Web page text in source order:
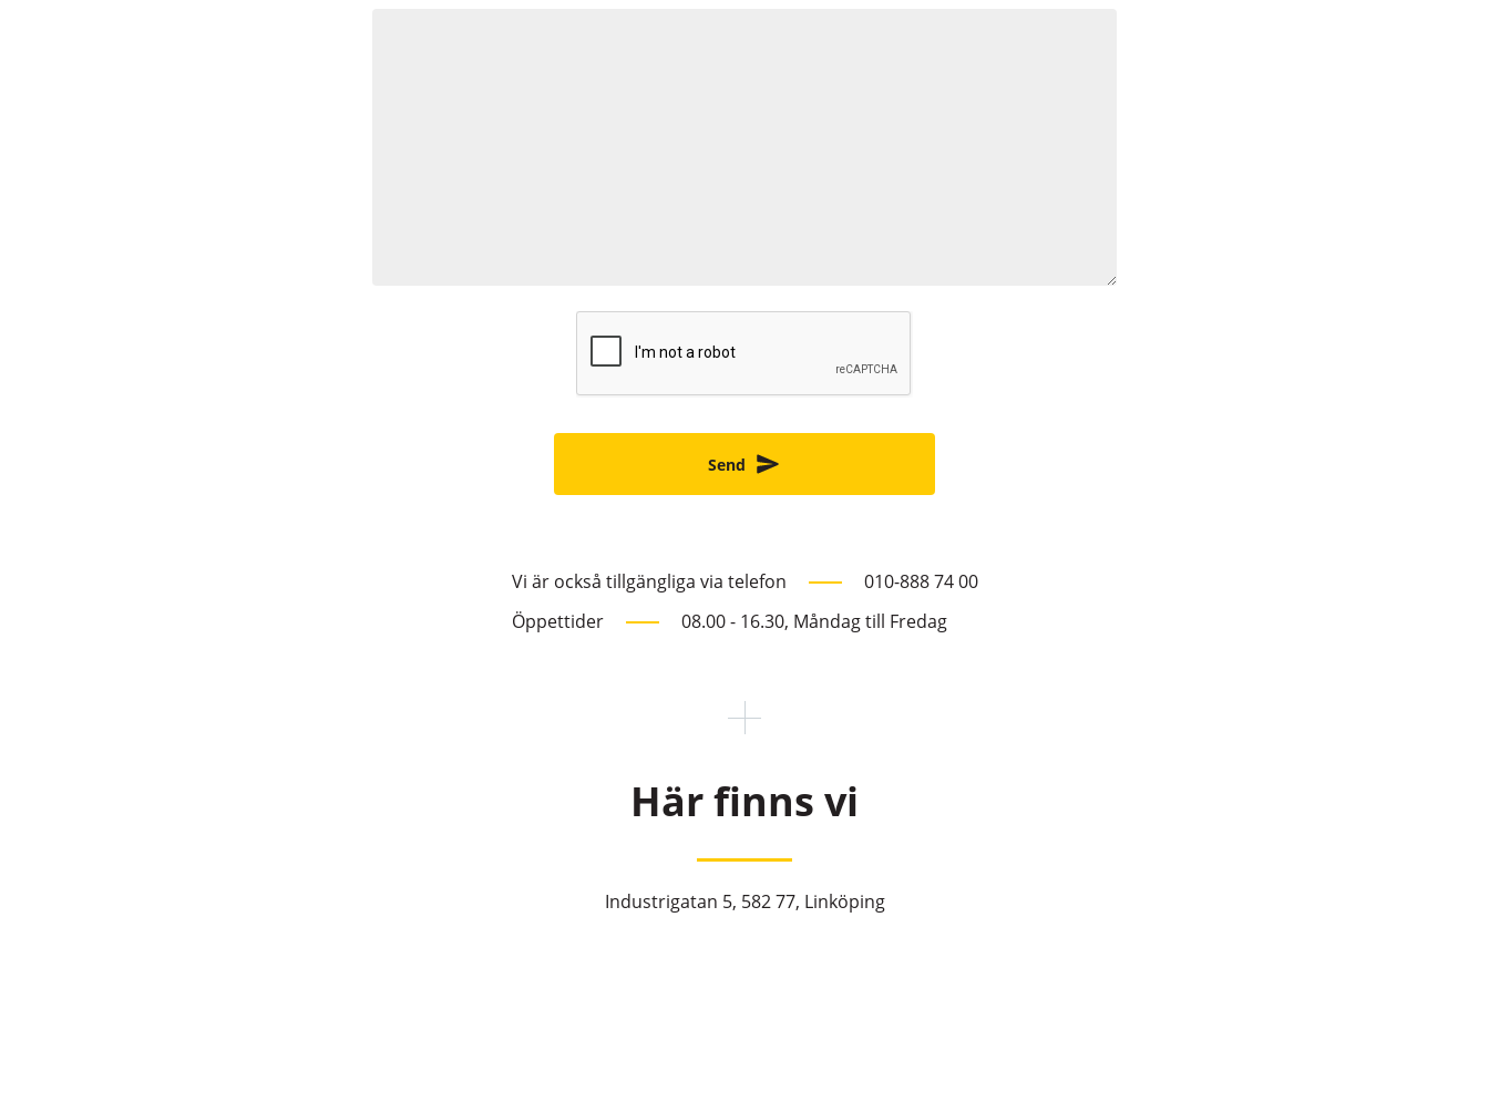
Send
Vi är också tillgängliga via telefon
010-888 74 00
Öppettider
08.00 - 16.30, Måndag till Fredag
Här finns vi
Industrigatan 5, 582 77, Linköping